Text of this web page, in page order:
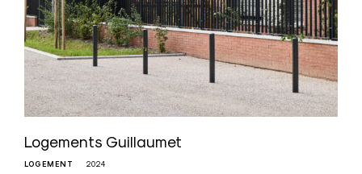
Logements Guillaumet
LOGEMENT 2024